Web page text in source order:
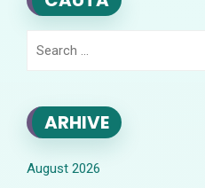
ARHIVE
August 2026